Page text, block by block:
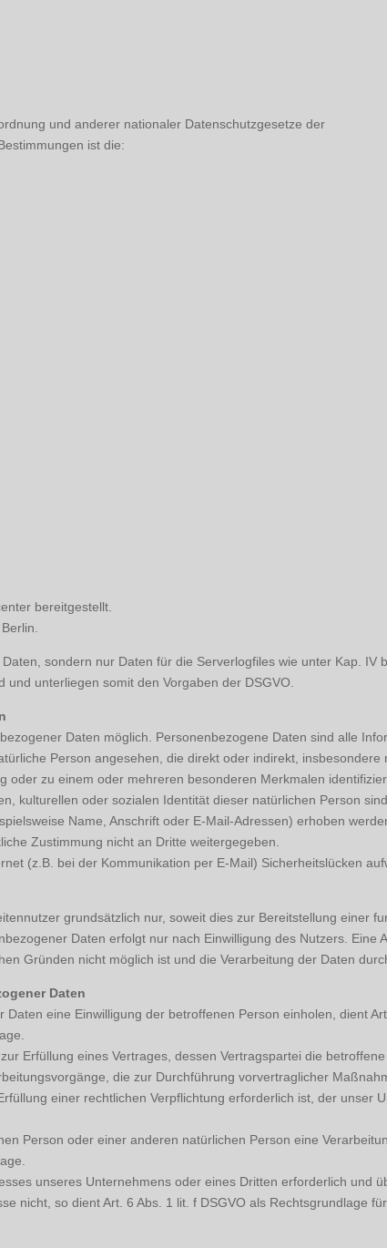
und anderer nationaler Datenschutzgesetze der
ist die:
bereitgestellt.
sondern nur Daten für die Serverlogfiles wie unter Kap. IV
unterliegen somit den Vorgaben der DSGVO.
Daten möglich. Personenbezogene Daten sind alle
Person angesehen, die direkt oder indirekt,
zu einem oder mehreren besonderen Merkmalen
kulturellen oder sozialen Identität dieser natürlichen Person sind.
Name, Anschrift oder E-Mail-Adressen) erhoben
Zustimmung nicht an Dritte weitergegeben.
(z.B. bei der Kommunikation per E-Mail) Sicherheitslücken
grundsätzlich nur, soweit dies zur Bereitstellung einer
Daten erfolgt nur nach Einwilligung des Nutzers. Eine
Gründen nicht möglich ist und die Verarbeitung der Daten
Daten
eine Einwilligung der betroffenen Person einholen, dient
Erfüllung eines Vertrages, dessen Vertragspartei die
die zur Durchführung vorvertraglicher
einer rechtlichen Verpflichtung erforderlich ist, der unser
Person oder einer anderen natürlichen Person eine
unseres Unternehmens oder eines Dritten erforderlich und
nicht, so dient Art. 6 Abs. 1 lit. f DSGVO als Rechtsgrundlage